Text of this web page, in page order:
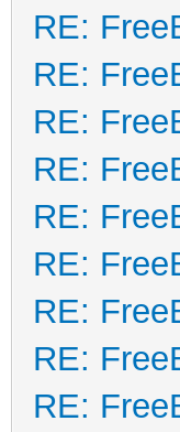
RE:
RE:
RE:
RE:
RE:
RE:
RE:
RE:
RE: